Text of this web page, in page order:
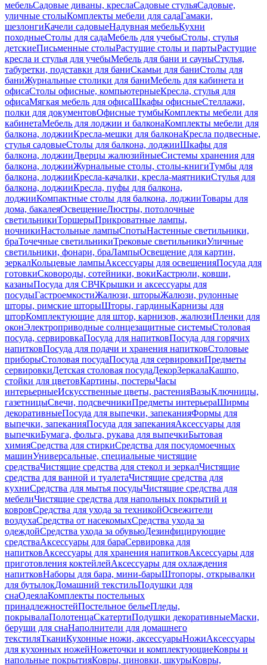
мебельСадовые диваны, креслаСадовые стульяСадовые,
уличные столыКомплекты мебели для садаГамаки,
шезлонгиКачели садовыеНадувная мебельКухни
походныеСтолы для садаМебель для учебыСтолы, стулья
детскиеПисьменные столыРастущие столы и партыРастущие
кресла и стулья для учебыМебель для бани и сауныСтулья,
табуретки, подставки для баниСкамьи для баниСтолы для
баниЖурнальные столики для баниМебель для кабинета и
офисаСтолы офисные, компьютерныеКресла, стулья для
офисаМягкая мебель для офисаШкафы офисныеСтеллажи,
полки для документовОфисные тумбыКомплекты мебели для
кабинетаМебель для лоджии и балконаКомплекты мебели для
балкона, лоджииКресла-мешки для балконаКресла подвесные,
стулья садовыеСтолы для балкона, лоджииШкафы для
балкона, лоджииДверцы жалюзийныеСистемы хранения для
балкона, лоджииЖурнальные столы, столы-книгиТумбы для
балкона, лоджииКресла-качалки, кресла-маятникиСтулья для
балкона, лоджииКресла, пуфы для балкона,
лоджииКомпактные столы для балкона, лоджииТовары для
дома, бакалеяОсвещениеЛюстры, потолочные
светильникиТоршерыПрикроватные лампы,
ночникиНастольные лампыСпотыНастенные светильники,
браТочечные светильникиТрековые светильникиУличные
светильники, фонари, браЛампыОсвещение для картин,
зеркалКольцевые лампыАксессуары для освещенияПосуда для
готовкиСковороды, сотейники, вокиКастрюли, ковши,
казаныПосуда для СВЧКрышки и аксессуары для
посудыГастроемкостиЖалюзи, шторыЖалюзи, рулонные
шторы, римские шторыШторы, гардиныКарнизы для
шторКомплектующие для штор, карнизов, жалюзиПленки для
оконЭлектроприводные солнцезащитные системыСтоловая
посуда, сервировкаПосуда для напитковПосуда для горячих
напитковПосуда для подачи и хранения напитковСтоловые
приборыСтоловая посудаПосуда для сервировкиПредметы
сервировкиДетская столовая посудаДекорЗеркалаКашпо,
стойки для цветовКартины, постерыЧасы
интерьерныеИскусственные цветы, растенияВазыКлючницы,
газетницыСвечи, подсвечникиПредметы интерьераШирмы
декоративныеПосуда для выпечки, запеканияФормы для
выпечки, запеканияПосуда для запеканияАксессуары для
выпечкиБумага, фольга, рукава для выпечкиБытовая
химияСредства для стиркиСредства для посудомоечных
машинУниверсальные, специальные чистящие
средстваЧистящие средства для стекол и зеркалЧистящие
средства для ванной и туалетаЧистящие средства для
кухниСредства для мытья посудыЧистящие средства для
мебелиЧистящие средства для напольных покрытий и
ковровСредства для ухода за техникойОсвежители
воздухаСредства от насекомыхСредства ухода за
одеждойСредства ухода за обувьюДезинфицирующие
средстваАксессуары для бараСервировка для
напитковАксессуары для хранения напитковАксессуары для
приготовления коктейлейАксессуары для охлаждения
напитковНаборы для бара, мини-барыШтопоры, открывалки
для бутылокДомашний текстильПодушки для
снаОдеялаКомплекты постельных
принадлежностейПостельное бельеПледы,
покрывалаПолотенцаСкатертиПодушки декоративныеМаски,
беруши для снаНаполнители для домашнего
текстиляТканиКухонные ножи, аксессуарыНожиАксессуары
для кухонных ножейНожеточки и комплектующиеКовры и
напольные покрытияКовры, циновки, шкурыКовры,